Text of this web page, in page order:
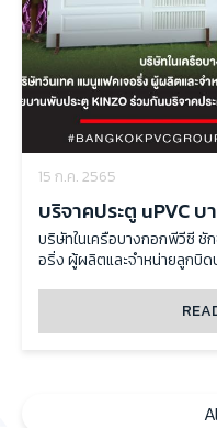
15 ก.ค. 2565
บริจาคประตู uPVC
ชุด ให้กับกระทรวงศึก
บริษัทในเครือบางกอกพีวีซี ชั
อริ่ง ผู้ผลิตและจำหน่ายลูกบิด
uPVC บานพับ และลูกบิด จำ